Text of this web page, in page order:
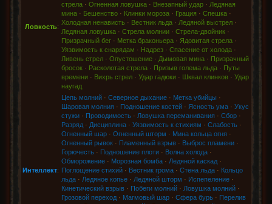
Ловкость:
стрела· Огненная ловушка· Внезапный удар· Ледяная
мина· Бешенство· Клинки мороза· Грация · Спешка·
Холодная ненависть · Вестник льда· Ледяной выстрел·
Ледяная ловушка· Стрела молнии· Стрела-двойник·
Призрачный бег· Метка браконьера· Ядовитая стрела·
Уязвимость к снарядам · Надрез· Спасение от холода·
Ливень стрел· Опустошение· Дымовая мина· Призрачный
бросок· Расколотая стрела· Призыв голема льда· Путы
времени· Вихрь стрел· Удар гадюки· Шквал клинков· Удар
наугад
Интеллект:
Цепь молний· Северное дыхание· Метка убийцы ·
Шаровая молния· Подношение костей· Ясность ума· Укус
стужи· Проводимость· Ловушка переманивания· Сбор·
Разряд· Дисциплина· Уязвимость к стихиям · Слабость·
Огненный шар· Огненный шторм · Мина кольца огня·
Огненный рывок· Пламенный взрыв· Выброс пламени·
Горючесть· Подношение плоти· Волна холода·
Обморожение· Морозная бомба· Ледяной каскад·
Поглощение стихий· Вестник грома· Стена льда· Кольцо
льда· Ледяное копье· Ледяной шторм · Испепеление·
Кинетический взрыв· Побеги молний· Ловушка молний·
Грозовой переход· Магмовый шар· Сфера бурь· Перелив